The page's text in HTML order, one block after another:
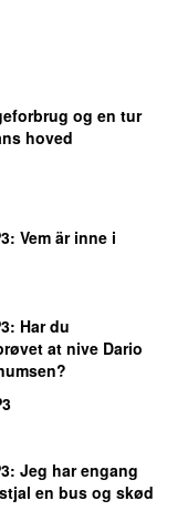
og en tur
hoved
: Vem är inne i
: Har du
at nive Dario
: Jeg har engang
en bus og skød